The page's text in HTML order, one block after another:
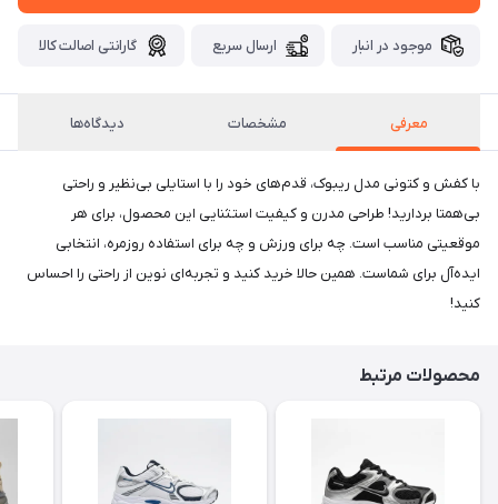
موجود در انبار ارسال سریع گارانتی اصالت کالا
معرفی مشخصات دیدگاه‌ها
با کفش و کتونی مدل ریبوک، قدم‌های خود را با استایلی بی‌نظیر و راحتی
بی‌همتا بردارید! طراحی مدرن و کیفیت استثنایی این محصول، برای هر
موقعیتی مناسب است. چه برای ورزش و چه برای استفاده روزمره، انتخابی
ایده‌آل برای شماست. همین حالا خرید کنید و تجربه‌ای نوین از راحتی را احساس
کنید!
محصولات مرتبط